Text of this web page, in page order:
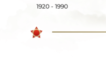
1920 - 1990